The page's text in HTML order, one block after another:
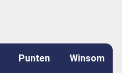
Punten Winsom